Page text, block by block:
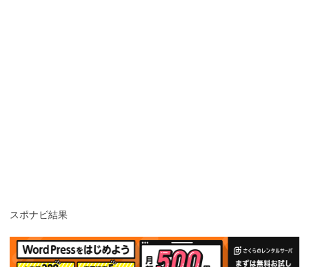
スポナビ結果